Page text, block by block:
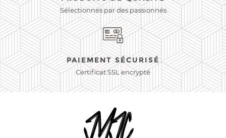
Sélectionnés par des passionnés
PAIEMENT SÉCURISÉ
Certificat SSL encrypté